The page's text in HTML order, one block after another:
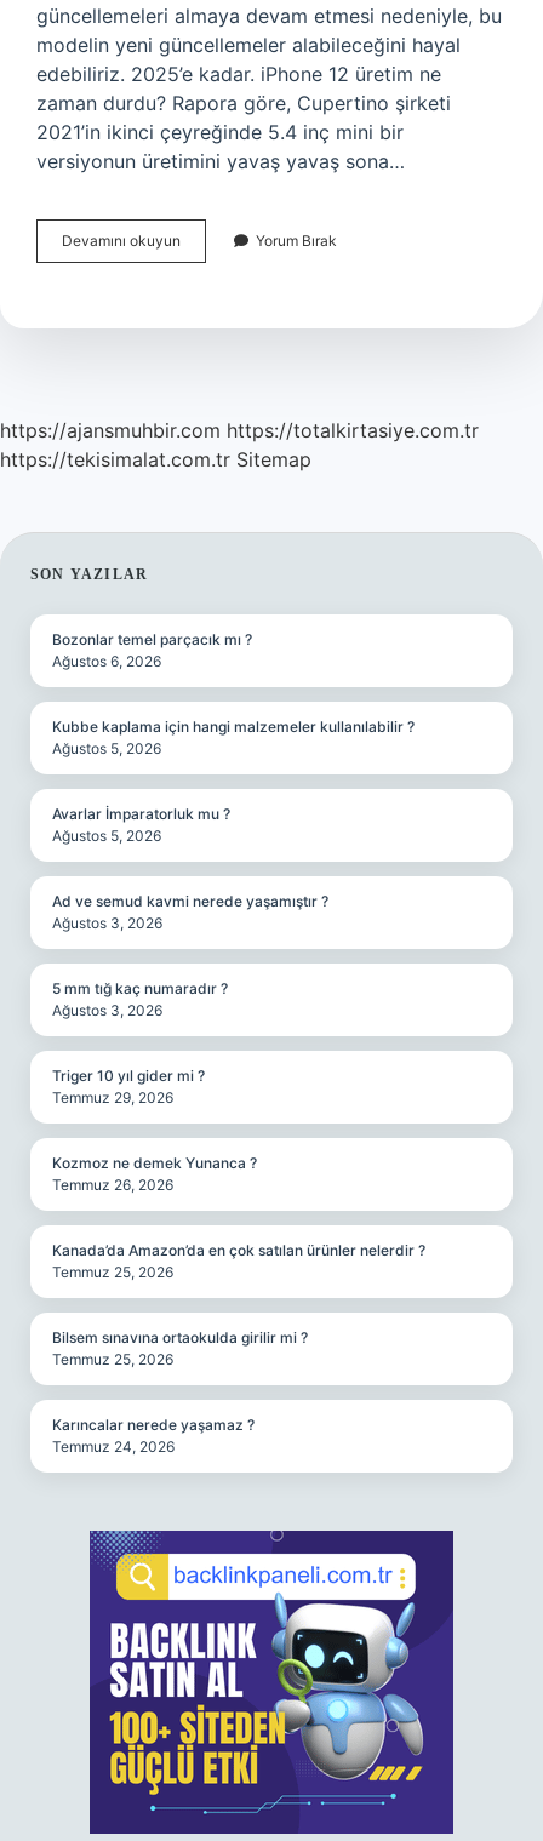
güncellemeleri almaya devam etmesi nedeniyle, bu
modelin yeni güncellemeler alabileceğini hayal
edebiliriz. 2025’e kadar. iPhone 12 üretim ne
zaman durdu? Rapora göre, Cupertino şirketi
2021’in ikinci çeyreğinde 5.4 inç mini bir
versiyonun üretimini yavaş yavaş sona…
Devamını okuyun
12
Zaman
Yorum Bırak
https://ajansmuhbir.com https://totalkirtasiye.com.tr
https://tekisimalat.com.tr Sitemap
SIDEBAR
SON YAZILAR
Bozonlar temel parçacık mı ?
Ağustos 6, 2026
Kubbe kaplama için hangi malzemeler kullanılabilir ?
Ağustos 5, 2026
Avarlar İmparatorluk mu ?
Ağustos 5, 2026
Ad ve semud kavmi nerede yaşamıştır ?
Ağustos 3, 2026
5 mm tığ kaç numaradır ?
Ağustos 3, 2026
Triger 10 yıl gider mi ?
Temmuz 29, 2026
Kozmoz ne demek Yunanca ?
Temmuz 26, 2026
Kanada’da Amazon’da en çok satılan ürünler nelerdir ?
Temmuz 25, 2026
Bilsem sınavına ortaokulda girilir mi ?
Temmuz 25, 2026
Karıncalar nerede yaşamaz ?
Temmuz 24, 2026